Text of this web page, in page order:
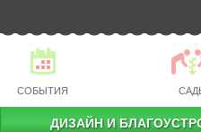
СОБЫТИЯ
ДИЗАЙН И